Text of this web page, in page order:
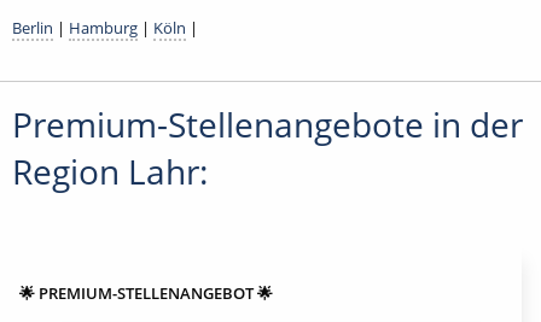
Berlin | Hamburg | Köln |
Premium-Stellenangebote in der
Region Lahr:
🌟 PREMIUM-STELLENANGEBOT 🌟